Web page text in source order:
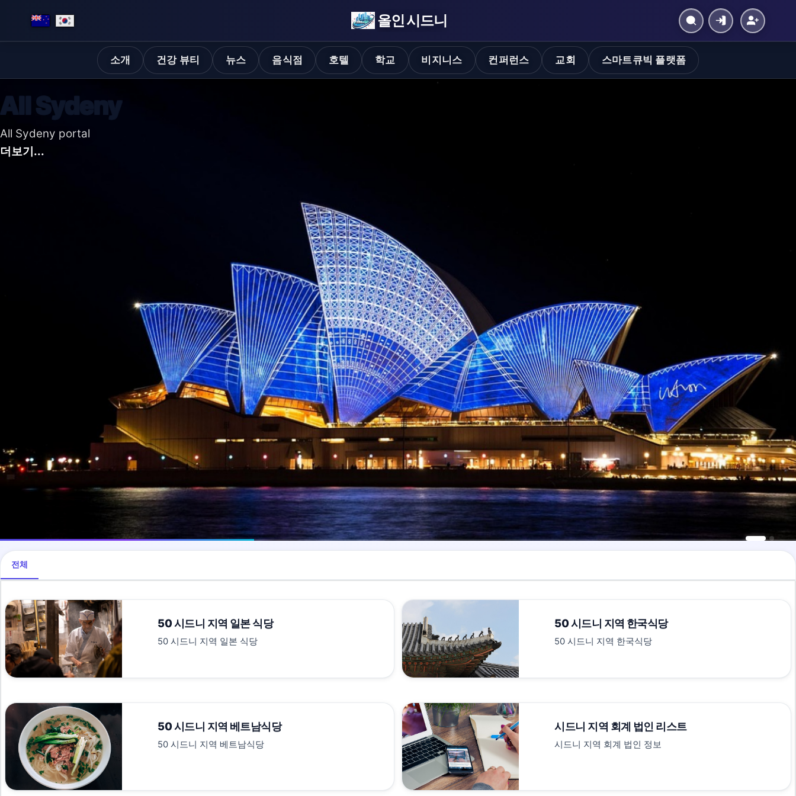
올인 시드니
소개 건강 뷰티 뉴스 음식점 호텔 학교 비지니스 컨퍼런스 교회 스마트큐빅 플랫폼
All Sydeny
전체
50 시드니 지역 일본 식당
50 시드니 지역 일본 식당
50 시드니 지역 한국식당
50 시드니 지역 한국식당
50 시드니 지역 베트남식당
50 시드니 지역 베트남식당
시드니 지역 회계 법인 리스트
시드니 지역 회계 법인 정보